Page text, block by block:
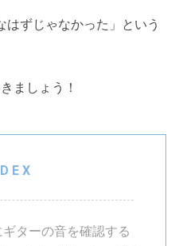
はずじゃなかった」という
ましょう！
ターの音を確認する